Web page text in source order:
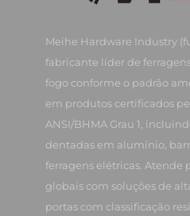
Meihe Hardware Industry
fabricante líder de
fogo conforme o padrão
em produtos certificados
ANSI/BHMA Grau 1,
dentadas em alumínio,
ferragens elétricas. Atende
globais com soluções de
portas com classificação